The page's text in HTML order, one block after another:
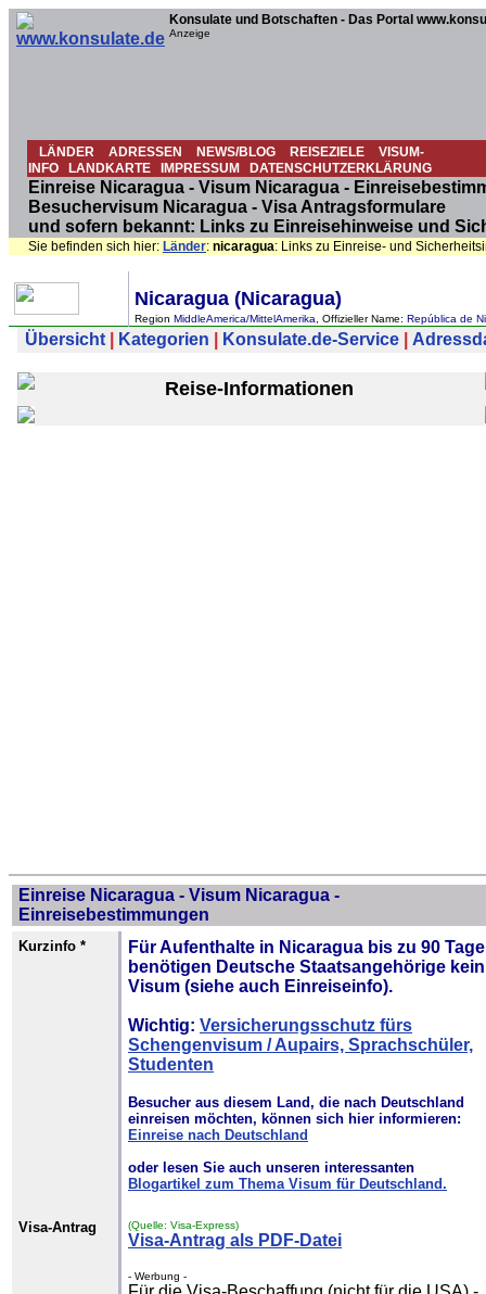
Konsulate und Botschaften - Das Portal
Anzeige
LÄNDER ADRESSEN NEWS/BLOG REISEZIELE
VISUM-
INFO
LANDKARTE IMPRESSUM DATENSCHUTZERKLÄRUNG
Einreise Nicaragua - Visum Nicaragua -
Besuchervisum Nicaragua - Visa Antragsformulare
und sofern bekannt: Links zu Einreisehinweise und
Sie befinden sich hier: Länder: nicaragua: Links zu Einreise- und
Nicaragua (Nicaragua)
Region MiddleAmerica/MittelAmerika , Offizieller Name: República de
Übersicht Kategorien Konsulate.de-Service
Reise-Informationen
Einreise Nicaragua - Visum Nicaragua -
Einreisebestimmungen
Kurzinfo *
Für Aufenthalte in Nicaragua bis zu 90
benötigen Deutsche Staatsangehörige kein
Visum (siehe auch Einreiseinfo).
Wichtig: Versicherungsschutz fürs
Schengenvisum / Aupairs, Sprachschüler,
Studenten
Besucher aus diesem Land, die nach Deutschland
einreisen möchten, können sich hier informieren:
Einreise nach Deutschland
oder lesen Sie auch unseren interessanten
Blogartikel zum Thema Visum für Deutschland.
Visa-Antrag (Quelle: Visa-Express)
Visa-Antrag als PDF-Datei
- Werbung -